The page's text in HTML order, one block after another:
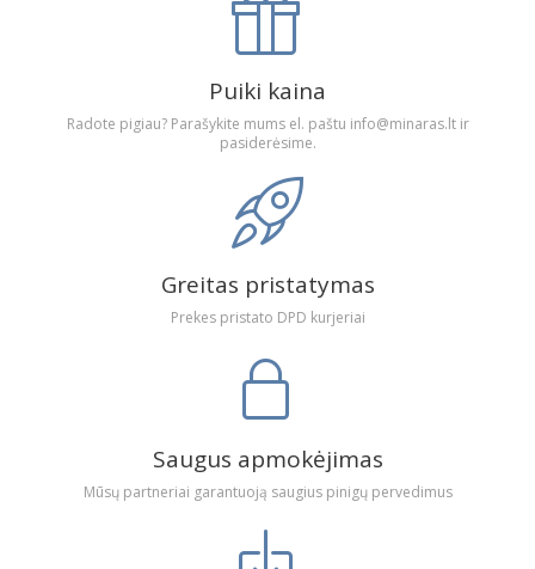
Puiki kaina
Radote pigiau? Parašykite mums el. paštu info@minaras.lt ir
pasiderėsime.
Greitas pristatymas
Prekes pristato DPD kurjeriai
Saugus apmokėjimas
Mūsų partneriai garantuoją saugius pinigų pervedimus